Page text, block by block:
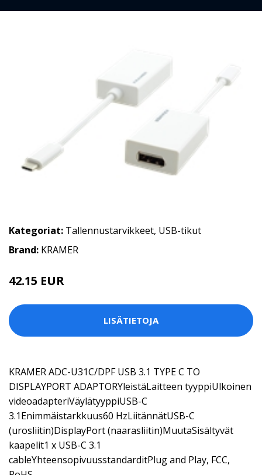
Kategoriat: Tallennustarvikkeet, USB-tikut
Brand: KRAMER
42.15 EUR
LISÄTIETOJA
KRAMER ADC-U31C/DPF USB 3.1 TYPE C TO
DISPLAYPORT ADAPTORYleistäLaitteen tyyppiUlkoinen
videoadapteriVäylätyyppiUSB-C
3.1Enimmäistarkkuus60 HzLiitännätUSB-C
(urosliitin)DisplayPort (naarasliitin)MuutaSisältyvät
kaapelit1 x USB-C 3.1
cableYhteensopivuusstandarditPlug and Play, FCC,